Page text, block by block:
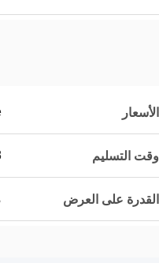
الأسعار
وقت التسليم
القدرة على العرض